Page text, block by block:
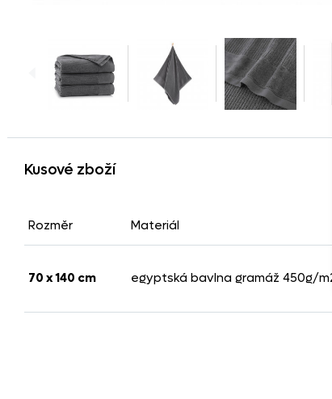
Kusové zboží
Rozměr Materiál
70 x 140 cm egyptská bavlna gramáž 450g/